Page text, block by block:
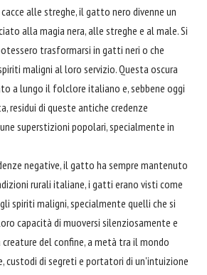
alle streghe, il gatto nero divenne un
alla magia nera, alle streghe e al male. Si
trasformarsi in gatti neri o che
maligni al loro servizio. Questa oscura
a lungo il folclore italiano e, sebbene oggi
residui di queste antiche credenze
superstizioni popolari, specialmente in
negative, il gatto ha sempre mantenuto
rurali italiane, i gatti erano visti come
spiriti maligni, specialmente quelli che si
capacità di muoversi silenziosamente e
creature del confine, a metà tra il mondo
custodi di segreti e portatori di un'intuizione